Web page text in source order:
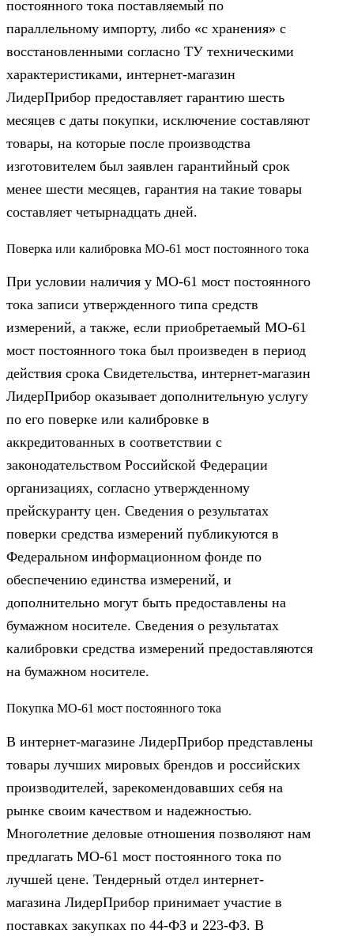
постоянного тока поставляемый по
параллельному импорту, либо «с хранения» с
восстановленными согласно ТУ техническими
характеристиками, интернет-магазин
ЛидерПрибор предоставляет гарантию шесть
месяцев с даты покупки, исключение составляют
товары, на которые после производства
изготовителем был заявлен гарантийный срок
менее шести месяцев, гарантия на такие товары
составляет четырнадцать дней.
Поверка или калибровка МО-61 мост постоянного тока
При условии наличия у МО-61 мост постоянного
тока записи утвержденного типа средств
измерений, а также, если приобретаемый МО-61
мост постоянного тока был произведен в период
действия срока Свидетельства, интернет-магазин
ЛидерПрибор оказывает дополнительную услугу
по его поверке или калибровке в
аккредитованных в соответствии с
законодательством Российской Федерации
организациях, согласно утвержденному
прейскуранту цен. Сведения о результатах
поверки средства измерений публикуются в
Федеральном информационном фонде по
обеспечению единства измерений, и
дополнительно могут быть предоставлены на
бумажном носителе. Сведения о результатах
калибровки средства измерений предоставляются
на бумажном носителе.
Покупка МО-61 мост постоянного тока
В интернет-магазине ЛидерПрибор представлены
товары лучших мировых брендов и российских
производителей, зарекомендовавших себя на
рынке своим качеством и надежностью.
Многолетние деловые отношения позволяют нам
предлагать МО-61 мост постоянного тока по
лучшей цене. Тендерный отдел интернет-
магазина ЛидерПрибор принимает участие в
поставках закупках по 44‑ФЗ и 223‑ФЗ. В